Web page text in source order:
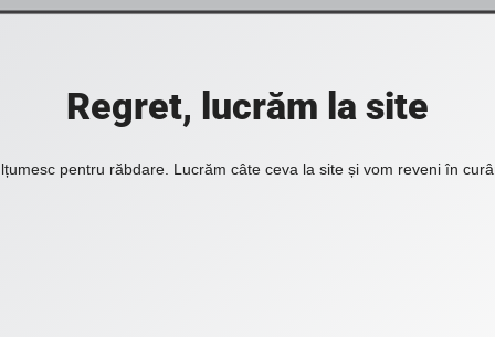
Regret, lucrăm la site
pentru răbdare. Lucrăm câte ceva la site și vom reveni în